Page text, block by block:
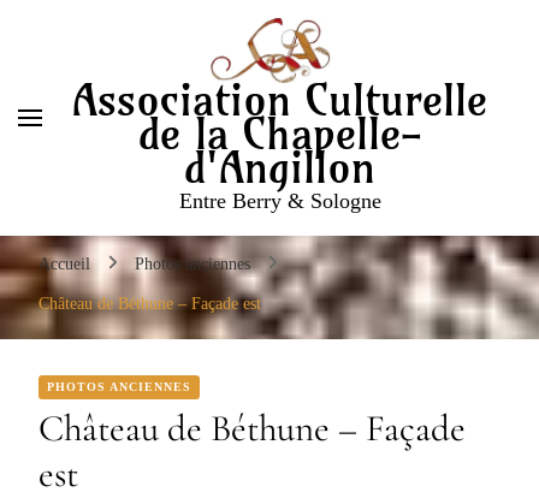
Association Culturelle
de la Chapelle-
d'Angillon
Entre Berry & Sologne
Accueil Photos anciennes
Château de Béthune – Façade est
PHOTOS ANCIENNES
Château de Béthune – Façade
est